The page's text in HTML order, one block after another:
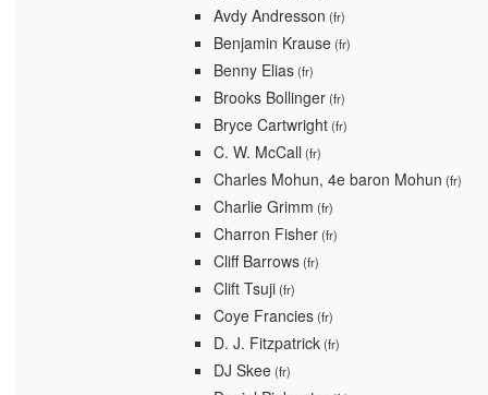
Avdy Andresson (fr)
Benjamin Krause(fr)
Benny Elias(fr)
Brooks Bollinger(fr)
Bryce Cartwright(fr)
C. W. McCall (fr)
Charles Mohun, 4e baron Mohun (fr)
Charlie Grimm (fr)
Charron Fisher(fr)
Cliff Barrows(fr)
Clift Tsuji(fr)
Coye Francies(fr)
D. J. Fitzpatrick(fr)
DJ Skee(fr)